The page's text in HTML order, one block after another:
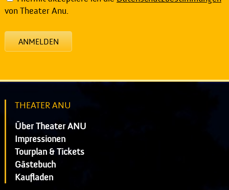
von Theater Anu.
ANMELDEN
THEATER ANU
Über Theater ANU
Impressionen
Tourplan & Tickets
Gästebuch
Kaufladen